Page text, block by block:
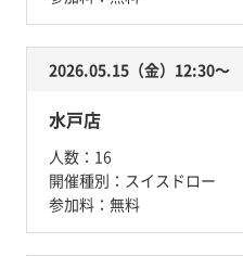
2026.05.15（金）12:30〜
水戸店
人数： 16
開催種別： スイスドロー
参加料： 無料